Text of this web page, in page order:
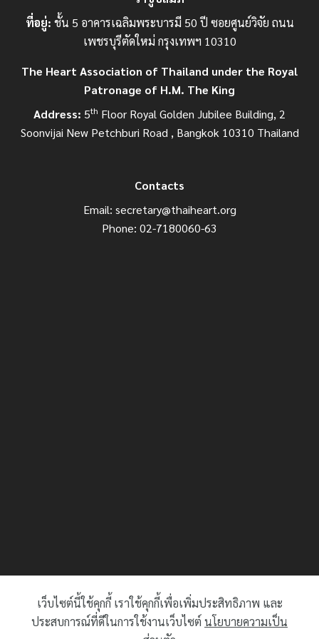
ที่อยู่: ชั้น 5 อาคารเฉลิมพระบารมี 50 ปี ซอยศูนย์วิจัย ถนน
เพชรบุรีตัดใหม่ กรุงเทพฯ 10310
The Heart Association of Thailand under the Royal
Patronage of H.M. The King
Address: 5th Floor Royal Golden Jubilee Building, 2
Soonvijai New Petchburi Road , Bangkok 10310 Thailand
Contacts
Email: secretary@thaiheart.org
Phone: 02-7180060-63
เว็บไซต์นี้ใช้คุกกี้ เราใช้คุกกี้เพื่อเพิ่มประสิทธิภาพ และ
ประสบการณ์ที่ดีในการใช้งานเว็บไซต์ นโยบายความเป็น